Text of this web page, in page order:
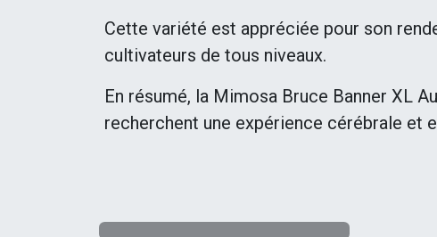
Cette variété est appréciée pour son
cultivateurs de tous niveaux.
En résumé, la Mimosa Bruce Banner XL
recherchent une expérience cérébrale et